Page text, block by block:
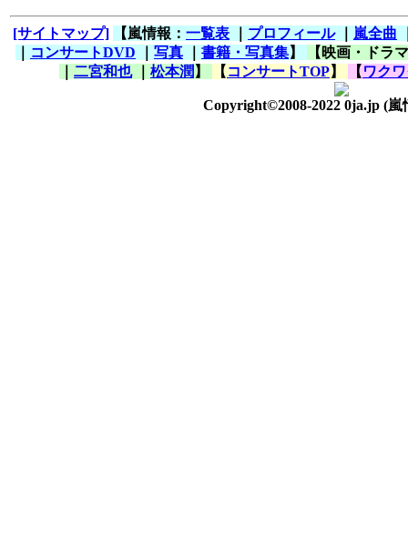
[サイトマップ] 【嵐情報： 一覧表 プロフィール｜ 嵐全曲
コンサートDVD 写真 書籍・写真集】
【映画・ドラ
二宮和也｜ 松本潤 】 【 コンサートTOP】 【 ワク
Copyright©2008-2022 0ja.jp (嵐